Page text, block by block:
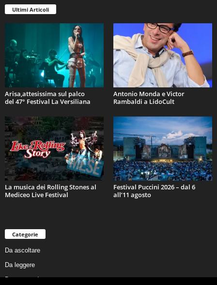
Ultimi Articoli
Arisa,attesissima sul palco
del 47° Festival La Versiliana
Antonio Monda e Victor
Rambaldi a LidoCult
La musica dei Rolling Stones al
Mediceo Live Festival
Festival Puccini 2026 – dal 6
all’11 agosto
Categorie
Da ascoltare
Da leggere
Da non perdere